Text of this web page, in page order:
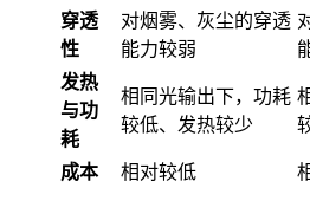
穿透
性
对烟雾、灰尘的穿透
能力较弱
发热
与功
耗
相同光输出下，功耗
较低、发热较少
成本 相对较低